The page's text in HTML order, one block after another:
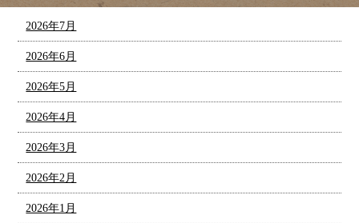
2026年7月
2026年6月
2026年5月
2026年4月
2026年3月
2026年2月
2026年1月